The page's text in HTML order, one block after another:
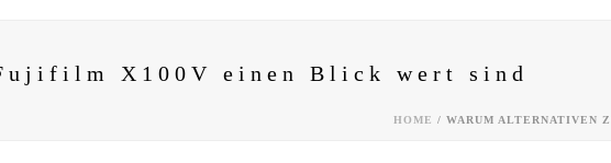
X100V einen Blick wert sind
HOME / WARUM ALTERNATIVEN